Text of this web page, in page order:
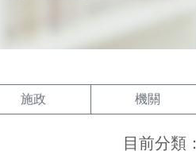
施政 機關
目前分類：